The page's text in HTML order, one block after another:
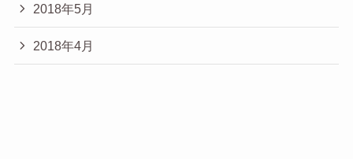
2018年5月
2018年4月